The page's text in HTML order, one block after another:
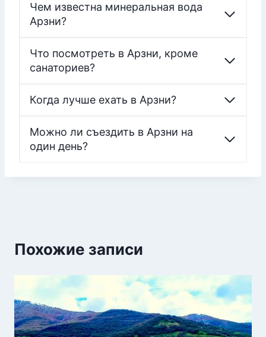
Чем известна минеральная вода
Арзни?
Что посмотреть в Арзни, кроме
санаториев?
Когда лучше ехать в Арзни?
Можно ли съездить в Арзни на
один день?
Похожие записи